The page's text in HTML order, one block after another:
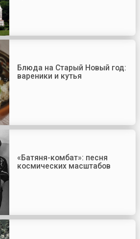
Блюда на Старый Новый год:
вареники и кутья
«Батяня-комбат»: песня
космических масштабов